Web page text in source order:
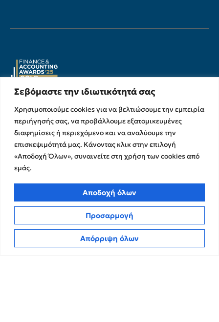
Σεβόμαστε την ιδιωτικότητά σας
Χρησιμοποιούμε cookies για να βελτιώσουμε την εμπειρία
περιήγησής σας, να προβάλλουμε εξατομικευμένες
διαφημίσεις ή περιεχόμενο και να αναλύουμε την
επισκεψιμότητά μας. Κάνοντας κλικ στην επιλογή
«Αποδοχή Όλων», συναινείτε στη χρήση των cookies από
εμάς.
Προσαρμογή
Απόρριψη όλων
Αποδοχή όλων
Υπηρεσίες
Υπηρεσίες Ελέγχου &
Διασφάλισης
Χρηματοικοικονομικές &
Συμβουλευτικές Υπηρεσίες
Υπηρεσίες Ανάπτυξης και
Λογιστικές & Φορολογικές
Υπηρεσίες
Σχετικά με εμάς
Ο Όμιλος
Η Ομάδα μας
Ευκαιρίες Καριέρας
Εκθέσεις Διαφάνειας
Επικοινωνία
Insights
Νέα
Πολιτική Απορρήτου